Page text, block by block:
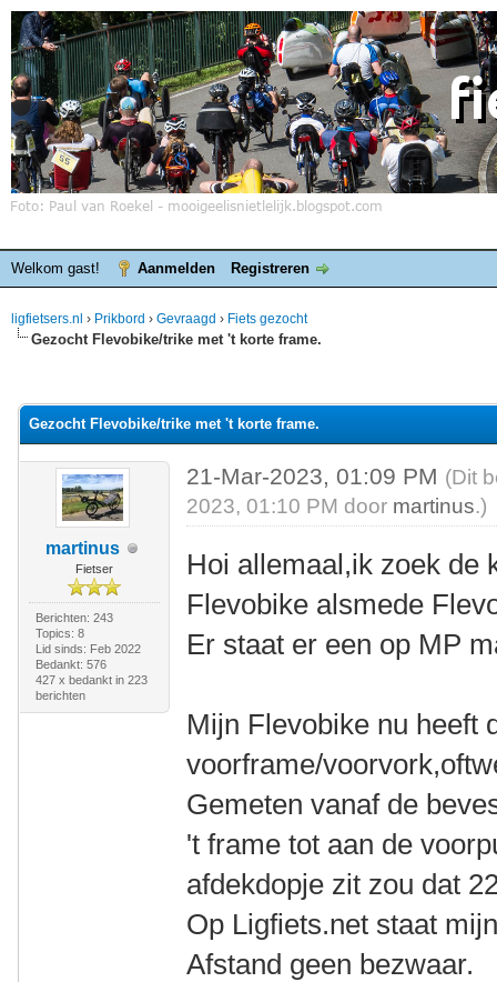
Welkom gast! Aanmelden Registreren
ligfietsers.nl › Prikbord › Gevraagd › Fiets gezocht
Gezocht Flevobike/trike met 't korte frame.
Gezocht Flevobike/trike met 't korte frame.
martinus
Fietser
Berichten: 243
Topics: 8
Lid sinds: Feb 2022
Bedankt: 576
427 x bedankt in 223
berichten
21-Mar-2023, 01:09 PM (Dit
2023, 01:10 PM door martinus.)
Hoi allemaal,ik zoek de
Flevobike alsmede
Er staat er een op MP
Mijn Flevobike nu heeft
voorframe/
Gemeten vanaf de
't frame tot aan de
afdekdopje zit zou dat
Op Ligfiets.net staat
Afstand geen bezwaar.